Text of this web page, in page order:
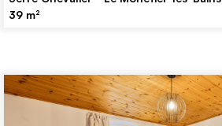
39 m²